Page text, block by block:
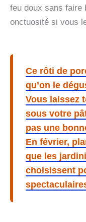
feu doux sans faire
onctuosité si vous
Ce rôti de
qu’on le
Vous laissez
sous votre
pas une
En février,
que les
choisissent